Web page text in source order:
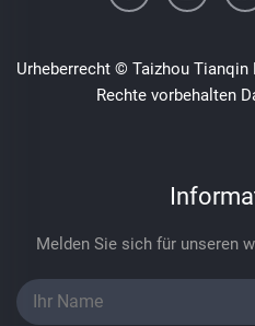
Urheberrecht © Taizhou
Rechte vorbehalten
Melden Sie sich für unseren